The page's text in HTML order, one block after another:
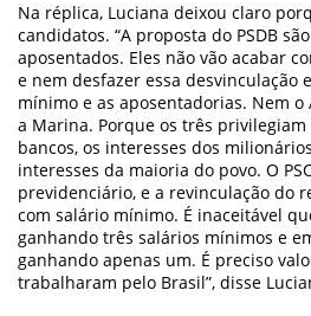
Na réplica, Luciana deixou claro
candidatos. “A proposta do PSDB
aposentados. Eles não vão acabar
e nem desfazer essa desvinculação
mínimo e as aposentadorias. Nem o
a Marina. Porque os três privilegiam
bancos, os interesses dos
interesses da maioria do povo. O
previdenciário, e a revinculação do
com salário mínimo. É inaceitável
ganhando três salários mínimos e
ganhando apenas um. É preciso
trabalharam pelo Brasil”, disse